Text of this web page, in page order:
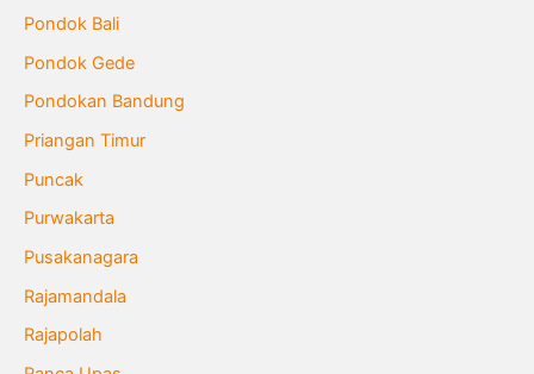
Pondok Bali
Pondok Gede
Pondokan Bandung
Priangan Timur
Puncak
Purwakarta
Pusakanagara
Rajamandala
Rajapolah